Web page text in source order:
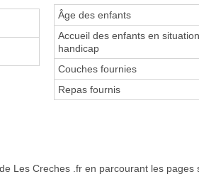
Âge des enfants
Accueil des enfants en
handicap
Couches fournies
Repas fournis
Les Creches .fr en parcourant les pages